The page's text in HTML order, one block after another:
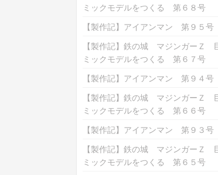
ミックモデルをつくる 第６８号
【製作記】アイアンマン 第９５号
【製作記】鉄の城 マジンガーＺ
ミックモデルをつくる 第６７号
【製作記】アイアンマン 第９４号
【製作記】鉄の城 マジンガーＺ
ミックモデルをつくる 第６６号
【製作記】アイアンマン 第９３号
【製作記】鉄の城 マジンガーＺ
ミックモデルをつくる 第６５号